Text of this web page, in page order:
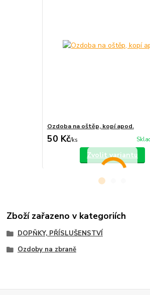
Ozdoba na oštěp, kopí apod.
50 Kč/ks
Zvolit variantu
Zboží zařazeno v kategoriích
DOPŇKY, PŘÍSLUŠENSTVÍ
Ozdoby na zbraně